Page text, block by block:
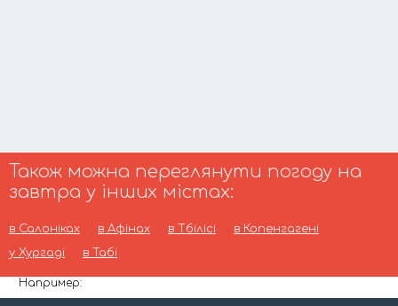
Також можна переглянути погоду на
завтра у інших містах:
в Салоніках в Афінах в Тбілісі
в Копенгагені
у Хургаді
в Табі
Например: